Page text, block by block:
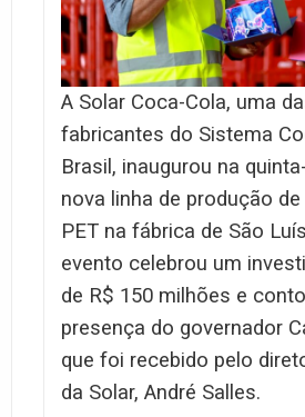
A Solar Coca-Cola, uma
fabricantes do Sistema
Brasil, inaugurou na
nova linha de produção
PET na fábrica de São
evento celebrou um
de R$ 150 milhões e
presença do governador
que foi recebido pelo
da Solar, André Salles.